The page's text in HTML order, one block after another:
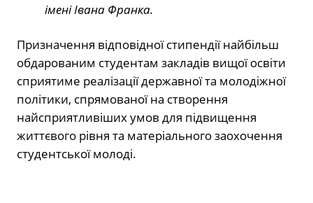
імені Івана Франка.
Призначення відповідної стипендії найбільш
обдарованим студентам закладів вищої освіти
сприятиме реалізації державної та молодіжної
політики, спрямованої на створення
найсприятливіших умов для підвищення
життєвого рівня та матеріального заохочення
студентської молоді.